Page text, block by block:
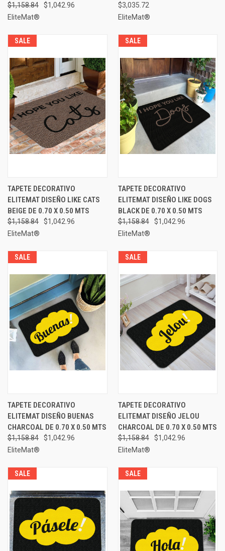
$1,158.84
$1,042.96
EliteMat®
$3,035.72
EliteMat®
SALE
TAPETE DECORATIVO
ELITEMAT DISEÑO LIKE CATS
BEIGE DE 0.70 X 0.50 MTS
$1,158.84
$1,042.96
EliteMat®
SALE
TAPETE DECORATIVO
ELITEMAT DISEÑO LIKE DOGS
BLACK DE 0.70 X 0.50 MTS
$1,158.84
$1,042.96
EliteMat®
SALE
TAPETE DECORATIVO
ELITEMAT DISEÑO BUENAS
CHARCOAL DE 0.70 X 0.50 MTS
$1,158.84
$1,042.96
EliteMat®
SALE
TAPETE DECORATIVO
ELITEMAT DISEÑO JELOU
CHARCOAL DE 0.70 X 0.50 MTS
$1,158.84
$1,042.96
EliteMat®
SALE SALE